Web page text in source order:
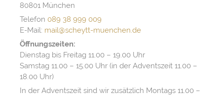
80801 München
Telefon 089 38 999 009
E-Mail: mail@scheytt-muenchen.de
Öffnungszeiten:
Dienstag bis Freitag 11.00 – 19.00 Uhr
Samstag 11.00 – 15.00 Uhr (in der Adventszeit 11.00 –
18.00 Uhr)
In der Adventszeit sind wir zusätzlich Montags 11.00 –